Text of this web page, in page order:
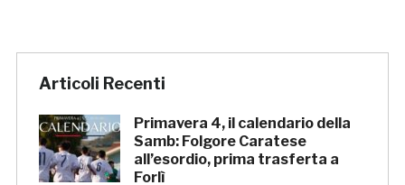
Articoli Recenti
Primavera 4, il calendario della
Samb: Folgore Caratese
all’esordio, prima trasferta a
Forlì